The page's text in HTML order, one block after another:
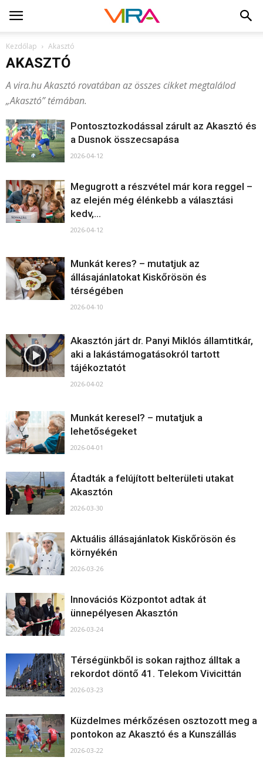
Kezdőlap Akasztó
AKASZTÓ
A vira.hu Akasztó rovatában az összes cikket megtalálod
„Akasztó” témában.
Pontosztozkodással zárult az Akasztó és
a Dusnok összecsapása
2026-04-12
Megugrott a részvétel már kora reggel –
az elején még élénkebb a választási
kedv,...
2026-04-12
Munkát keres? – mutatjuk az
állásajánlatokat Kiskőrösön és
térségében
2026-04-10
Akasztón járt dr. Panyi Miklós államtitkár,
aki a lakástámogatásokról tartott
tájékoztatót
2026-04-02
Munkát keresel? – mutatjuk a
lehetőségeket
2026-04-01
Átadták a felújított belterületi utakat
Akasztón
2026-03-30
Aktuális állásajánlatok Kiskőrösön és
környékén
2026-03-26
Innovációs Központot adtak át
ünnepélyesen Akasztón
2026-03-24
Térségünkből is sokan rajthoz álltak a
rekordot döntő 41. Telekom Vivicittán
2026-03-23
Küzdelmes mérkőzésen osztozott meg a
pontokon az Akasztó és a Kunszállás
2026-03-22